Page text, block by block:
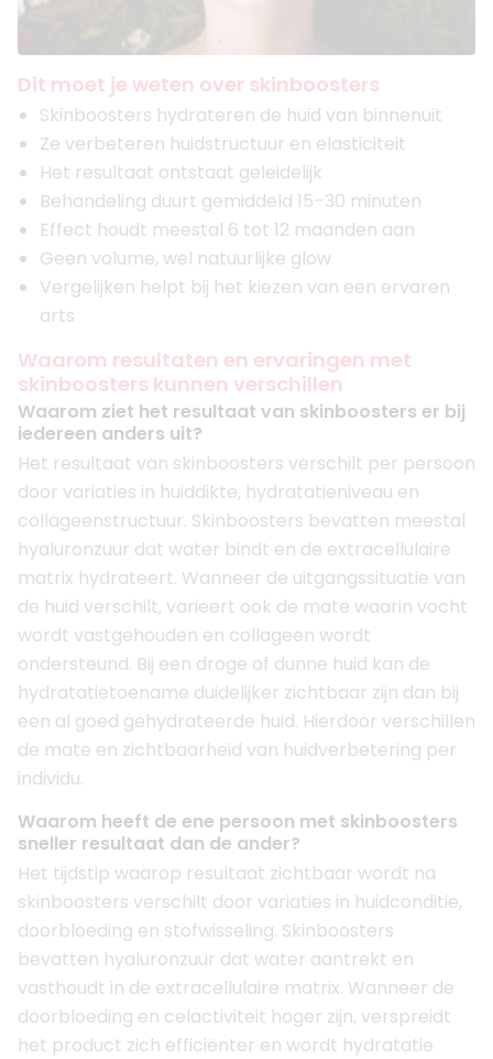
Dit moet je weten over skinboosters
Skinboosters hydrateren de huid van binnenuit
Ze verbeteren huidstructuur en elasticiteit
Het resultaat ontstaat geleidelijk
Behandeling duurt gemiddeld 15–30 minuten
Effect houdt meestal 6 tot 12 maanden aan
Geen volume, wel natuurlijke glow
Vergelijken helpt bij het kiezen van een ervaren
arts
Waarom resultaten en ervaringen met
skinboosters kunnen verschillen
Waarom ziet het resultaat van skinboosters er bij
iedereen anders uit?
Het resultaat van skinboosters verschilt per persoon
door variaties in huiddikte, hydratatieniveau en
collageenstructuur. Skinboosters bevatten meestal
hyaluronzuur dat water bindt en de extracellulaire
matrix hydrateert. Wanneer de uitgangssituatie van
de huid verschilt, varieert ook de mate waarin vocht
wordt vastgehouden en collageen wordt
ondersteund. Bij een droge of dunne huid kan de
hydratatietoename duidelijker zichtbaar zijn dan bij
een al goed gehydrateerde huid. Hierdoor verschillen
de mate en zichtbaarheid van huidverbetering per
individu.
Waarom heeft de ene persoon met skinboosters
sneller resultaat dan de ander?
Het tijdstip waarop resultaat zichtbaar wordt na
skinboosters verschilt door variaties in huidconditie,
doorbloeding en stofwisseling. Skinboosters
bevatten hyaluronzuur dat water aantrekt en
vasthoudt in de extracellulaire matrix. Wanneer de
doorbloeding en celactiviteit hoger zijn, verspreidt
het product zich efficiënter en wordt hydratatie